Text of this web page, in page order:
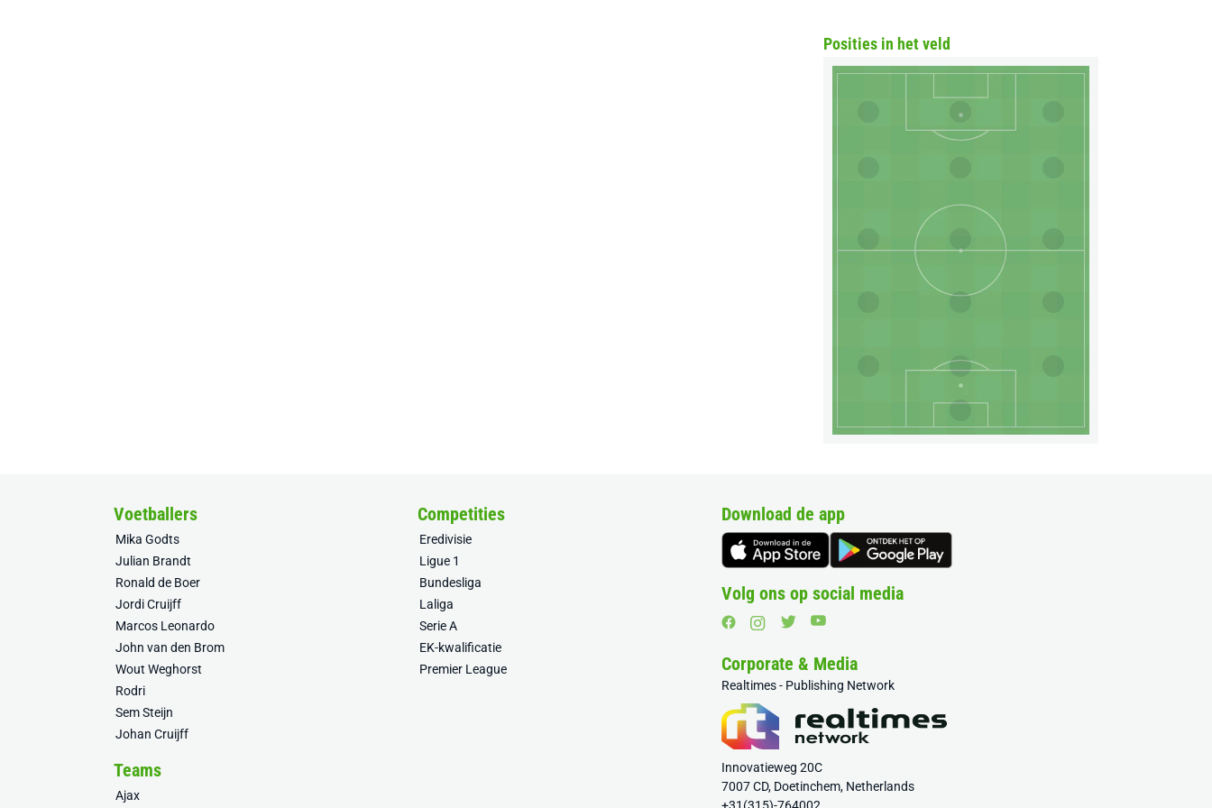
Posities in het veld
Voetballers
Mika Godts
Julian Brandt
Ronald de Boer
Jordi Cruijff
Marcos Leonardo
John van den Brom
Wout Weghorst
Rodri
Sem Steijn
Johan Cruijff
Competities
Eredivisie
Ligue 1
Bundesliga
Laliga
Serie A
EK-kwalificatie
Premier League
Teams
Ajax
Download de app
Volg ons op social media
Corporate & Media
Realtimes - Publishing Network
Innovatieweg 20C
7007 CD, Doetinchem, Netherlands